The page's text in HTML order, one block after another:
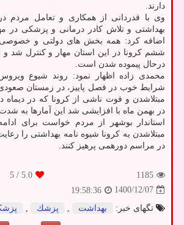
دارند.
وی با قدردانی از همکاری و تعامل مردم
بهداشتی و تلاش کادر درمانی و پزشکی در
اضافه کرد: همه بخش های دولتی و خصوصی
ششم کرونا در این استان مهار و کنترل شد
درحال پیموده شدن است.
محمدی زاده اظهار نمود: روند شیوع
شرایط خوب در فصل پاییز، در زمستان
مبتلاشدن و فوت ناشی از کرونا که در دیماه
در بهمن ماه با افزایشی شد این آمارها به
استاندار بوشهر از مردم خواست برای
مبتلاشدن به کرونا شیوه نامه بهداشتی را
در مراسم دورهمی پرهیز کنند.
1185
5.0
/ 5
1400/12/07
19:58:36
تگهای خبر:
بهداشت , پزشك ,